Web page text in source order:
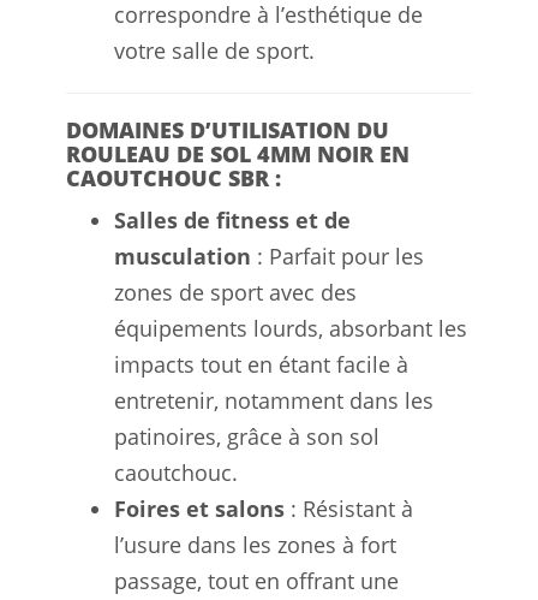
correspondre à l’esthétique de
votre salle de sport.
DOMAINES D’UTILISATION DU
ROULEAU DE SOL 4MM NOIR EN
CAOUTCHOUC SBR :
Salles de fitness et de
musculation : Parfait pour les
zones de sport avec des
équipements lourds, absorbant les
impacts tout en étant facile à
entretenir, notamment dans les
patinoires, grâce à son sol
caoutchouc.
Foires et salons : Résistant à
l’usure dans les zones à fort
passage, tout en offrant une